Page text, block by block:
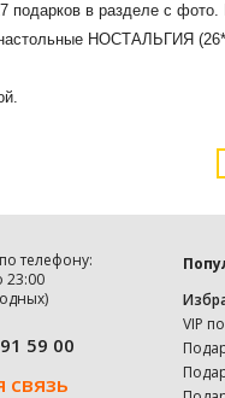
подарков в разделе с
НОСТАЛЬГИЯ
телефону:
23:00
59 00
связь
VIP